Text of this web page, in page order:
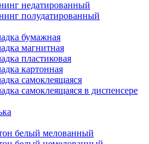
недатированный
полудатированный
бумажная
магнитная
пластиковая
картонная
самоклеящаяся
самоклеящаяся в диспенсере
белый мелованный